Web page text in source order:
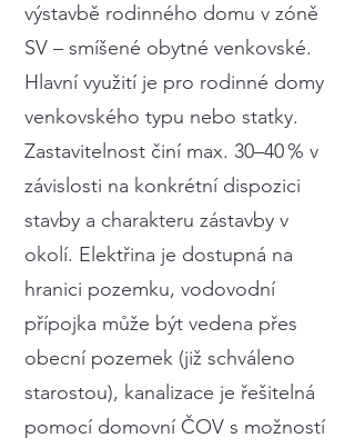
výstavbě rodinného domu v zóně
SV – smíšené obytné venkovské.
Hlavní využití je pro rodinné domy
venkovského typu nebo statky.
Zastavitelnost činí max. 30–40 % v
závislosti na konkrétní dispozici
stavby a charakteru zástavby v
okolí. Elektřina je dostupná na
hranici pozemku, vodovodní
přípojka může být vedena přes
obecní pozemek (již schváleno
starostou), kanalizace je řešitelná
pomocí domovní ČOV s možností